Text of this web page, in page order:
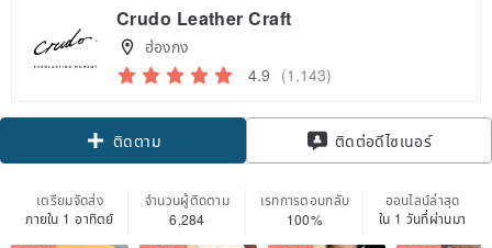
Crudo Leather Craft
ฮ่องกง
4.9 (1,143)
ติดตาม ติดต่อดีไซเนอร์
เตรียมจัดส่ง
ภายใน 1 อาทิตย์
จำนวนผู้ติดตาม
6,284
เรทการตอบกลับ
100%
ออนไลน์ล่าสุด
ใน 1 วันที่ผ่านมา